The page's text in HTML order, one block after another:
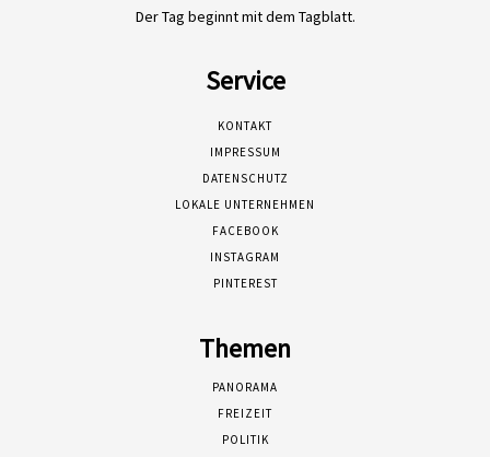
Der Tag beginnt mit dem Tagblatt.
Service
KONTAKT
IMPRESSUM
DATENSCHUTZ
LOKALE UNTERNEHMEN
FACEBOOK
INSTAGRAM
PINTEREST
Themen
PANORAMA
FREIZEIT
POLITIK